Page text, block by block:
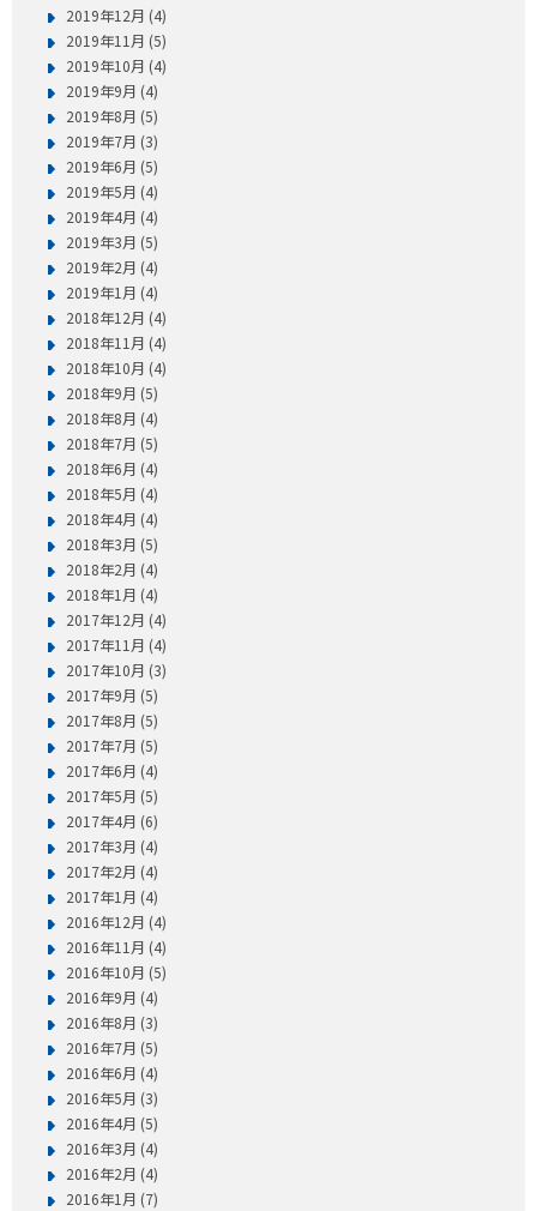
2019年12月 (4)
2019年11月 (5)
2019年10月 (4)
2019年9月 (4)
2019年8月 (5)
2019年7月 (3)
2019年6月 (5)
2019年5月 (4)
2019年4月 (4)
2019年3月 (5)
2019年2月 (4)
2019年1月 (4)
2018年12月 (4)
2018年11月 (4)
2018年10月 (4)
2018年9月 (5)
2018年8月 (4)
2018年7月 (5)
2018年6月 (4)
2018年5月 (4)
2018年4月 (4)
2018年3月 (5)
2018年2月 (4)
2018年1月 (4)
2017年12月 (4)
2017年11月 (4)
2017年10月 (3)
2017年9月 (5)
2017年8月 (5)
2017年7月 (5)
2017年6月 (4)
2017年5月 (5)
2017年4月 (6)
2017年3月 (4)
2017年2月 (4)
2017年1月 (4)
2016年12月 (4)
2016年11月 (4)
2016年10月 (5)
2016年9月 (4)
2016年8月 (3)
2016年7月 (5)
2016年6月 (4)
2016年5月 (3)
2016年4月 (5)
2016年3月 (4)
2016年2月 (4)
2016年1月 (7)